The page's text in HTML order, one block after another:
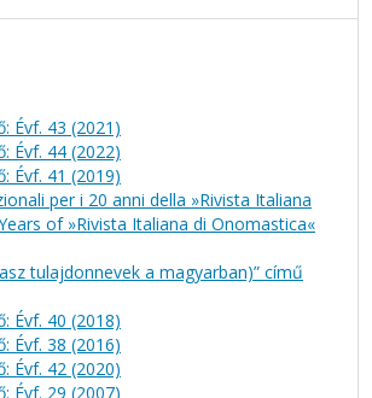
Évf. 43 (2021)
Évf. 44 (2022)
Évf. 41 (2019)
per i 20 anni della »Rivista Italiana
of »Rivista Italiana di Onomastica«
tulajdonnevek a magyarban)” című
Évf. 40 (2018)
Évf. 38 (2016)
Évf. 42 (2020)
Évf. 29 (2007)